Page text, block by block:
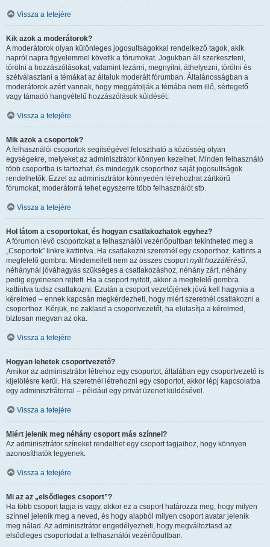
Vissza a tetejére
Kik azok a moderátorok?
A moderátorok olyan különleges jogosultságokkal rendelkező tagok, akik
napról napra figyelemmel követik a fórumokat. Jogukban áll szerkeszteni,
törölni a hozzászólásokat, valamint lezárni, megnyitni, áthelyezni, törölni és
szétválasztani a témákat az általuk moderált fórumban. Általánosságban a
moderátorok azért vannak, hogy meggátolják a témába nem illő, sértegető
vagy támadó hangvételű hozzászólások küldését.
Vissza a tetejére
Mik azok a csoportok?
A felhasználói csoportok segítségével felosztható a közösség olyan
egységekre, melyeket az adminisztrátor könnyen kezelhet. Minden felhasználó
több csoportba is tartozhat, és mindegyik csoporthoz saját jogosultságok
rendelhetők. Ezzel az adminisztrátor könnyedén létrehozhat zártkörű
fórumokat, moderátorrá tehet egyszerre több felhasználót stb.
Vissza a tetejére
Hol látom a csoportokat, és hogyan csatlakozhatok egyhez?
A fórumon lévő csoportokat a felhasználói vezérlőpultban tekintheted meg a
„Csoportok” linkre kattintva. Ha csatlakozni szeretnél egy csoporthoz, kattints a
megfelelő gombra. Mindemellett nem az összes csoportnyílt hozzáférésű,
néhánynál jóváhagyás szükséges a csatlakozáshoz, néhány zárt, néhány
pedig egyenesen rejtett. Ha a csoport nyitott, akkor a megfelelő gombra
kattintva tudsz csatlakozni. Ezután a csoport vezetőjének jóvá kell hagynia a
kérelmed – ennek kapcsán megkérdezheti, hogy miért szeretnél csatlakozni a
csoporthoz. Kérjük, ne zaklasd a csoportvezetőt, ha elutasítja a kérelmed,
biztosan megvan az oka.
Vissza a tetejére
Hogyan lehetek csoportvezető?
Amikor az adminisztrátor létrehoz egy csoportot, általában egy csoportvezető is
kijelölésre kerül. Ha szeretnél létrehozni egy csoportot, akkor lépj kapcsolatba
egy adminisztrátorral – például egy privát üzenet küldésével.
Vissza a tetejére
Miért jelenik meg néhány csoport más színnel?
Az adminisztrátor színeket rendelhet egy csoport tagjaihoz, hogy könnyen
azonosíthatók legyenek.
Vissza a tetejére
Mi az az „elsődleges csoport”?
Ha több csoport tagja is vagy, akkor ez a csoport határozza meg, hogy milyen
színnel jelenik meg a neved, és hogy alapból milyen csoport avatar jelenik
meg nálad. Az adminisztrátor engedélyezheti, hogy megváltoztasd az
elsődleges csoportodat a felhasználói vezérlőpultban.